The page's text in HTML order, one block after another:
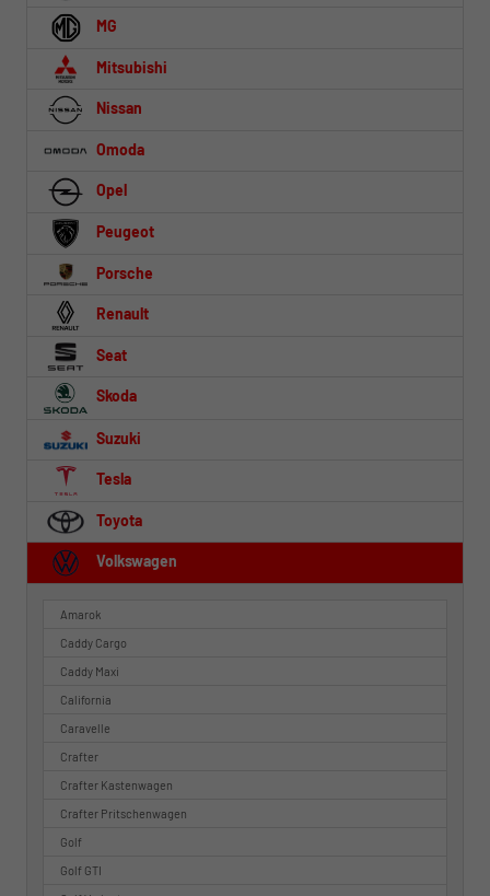
MG
Mitsubishi
Nissan
Omoda
Opel
Peugeot
Porsche
Renault
Seat
Skoda
Suzuki
Tesla
Toyota
Volkswagen
Amarok
Caddy Cargo
Caddy Maxi
California
Caravelle
Crafter
Crafter Kastenwagen
Crafter Pritschenwagen
Golf
Golf GTI